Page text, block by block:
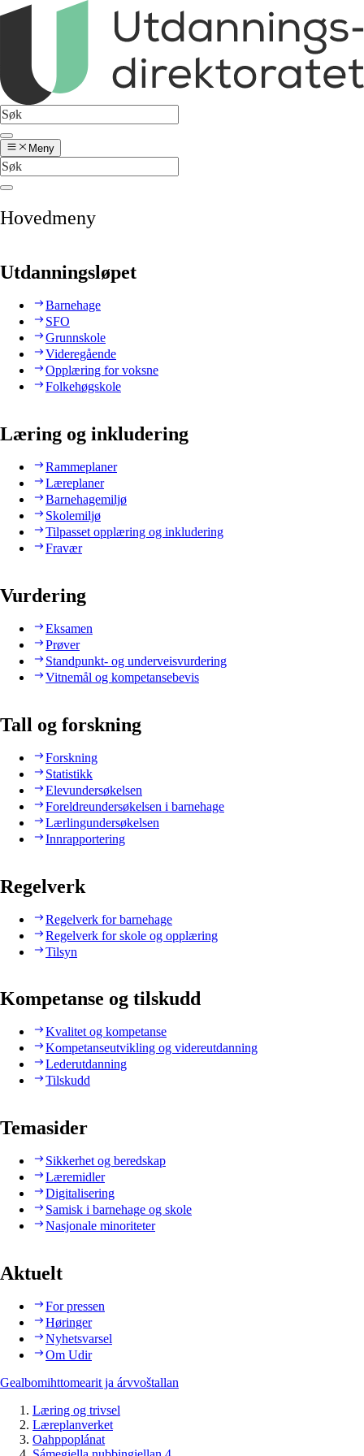
Meny
Hovedmeny
Utdanningsløpet
Barnehage
SFO
Grunnskole
Videregående
Opplæring for voksne
Folkehøgskole
Læring og inkludering
Rammeplaner
Læreplaner
Barnehagemiljø
Skolemiljø
Tilpasset opplæring og inkludering
Fravær
Vurdering
Eksamen
Prøver
Standpunkt- og underveisvurdering
Vitnemål og kompetansebevis
Tall og forskning
Forskning
Statistikk
Elevundersøkelsen
Foreldreundersøkelsen i barnehage
Lærlingundersøkelsen
Innrapportering
Regelverk
Regelverk for barnehage
Regelverk for skole og opplæring
Tilsyn
Kompetanse og tilskudd
Kvalitet og kompetanse
Kompetanseutvikling og videreutdanning
Lederutdanning
Tilskudd
Temasider
Sikkerhet og beredskap
Læremidler
Digitalisering
Samisk i barnehage og skole
Nasjonale minoriteter
Aktuelt
For pressen
Høringer
Nyhetsvarsel
Om Udir
Gealbomihttomearit ja árvvoštallan
Læring og trivsel
Læreplanverket
Oahppoplánat